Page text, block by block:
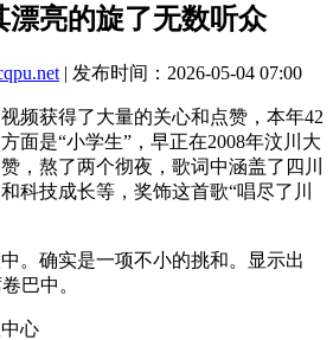
漂亮的旋了无数听众
| 发布时间：2026-05-04 07:00
获得了大量的关心和点赞，本年42
面是“小学生”，早正在2008年汶川大
，熬了两个彻夜，歌词中涵盖了四川
科技成长等，奖饰这首歌“唱尽了川
确实是一项不小的挑和。显示出
巴中。
心